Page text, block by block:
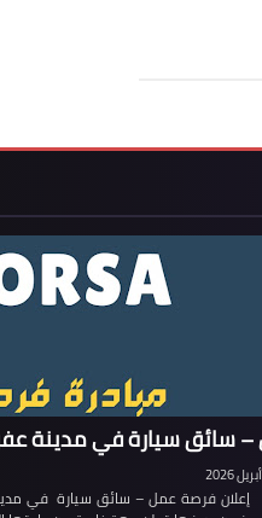
سائق سيارة في مدينة
فرصة عمل – سائق سيارة في